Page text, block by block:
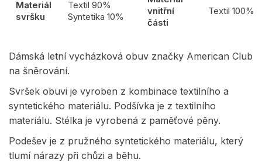
Materiál
svršku
Textil 90%
Syntetika 10%
vnitřní
části
Textil 100%
Dámská letní vycházková obuv značky American Club
na šněrování.
Svršek obuvi je vyroben z kombinace textilního a
syntetického materiálu. Podšívka je z textilního
materiálu. Stélka je vyrobená z paměťové pěny.
Podešev je z pružného syntetického materiálu, který
tlumí nárazy při chůzi a běhu.